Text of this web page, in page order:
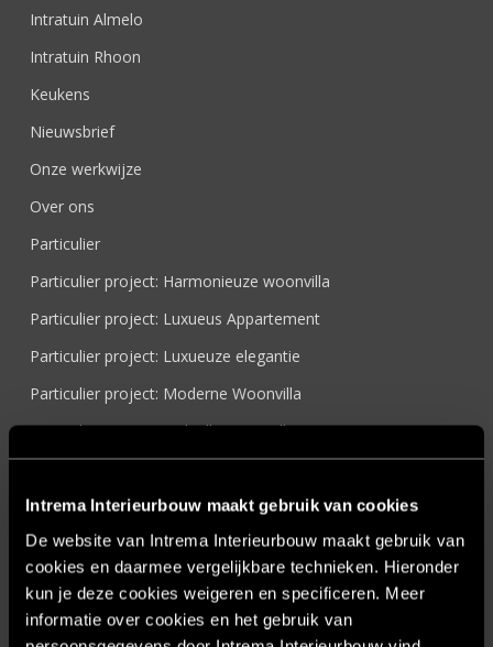
Intrema Interieurbouw maakt gebruik van cookies
De website van Intrema Interieurbouw maakt gebruik van
cookies en daarmee vergelijkbare technieken. Hieronder
kun je deze cookies weigeren en specificeren. Meer
informatie over cookies en het gebruik van
Intratuin Almelo
Intratuin Rhoon
Keukens
Nieuwsbrief
Onze werkwijze
Over ons
Particulier
Particulier project: Harmonieuze woonvilla
Particulier project: Luxueus Appartement
Particulier project: Luxueuze elegantie
Particulier project: Moderne Woonvilla
Particulier project: Stijlvolle Woonvilla
Projecten
Referenties
Samenwerken
Sensire